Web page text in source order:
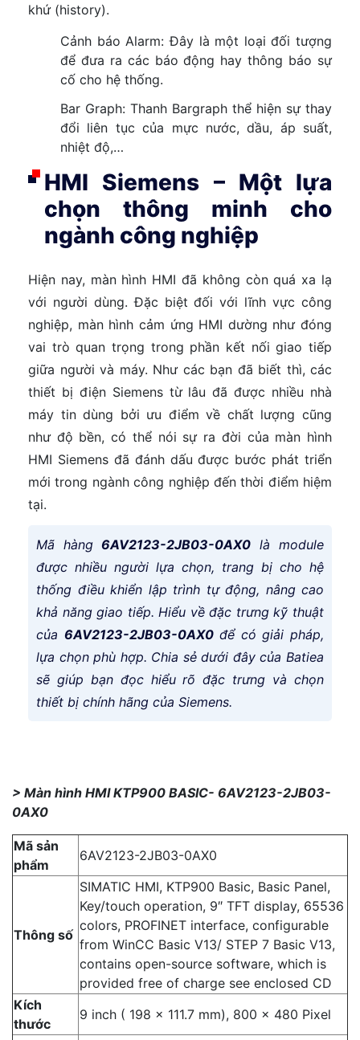
khứ (history).
Cảnh báo Alarm: Đây là một loại đối tượng
để đưa ra các báo động hay thông báo sự
cố cho hệ thống.
Bar Graph: Thanh Bargraph thể hiện sự thay
đổi liên tục của mực nước, dầu, áp suất,
nhiệt độ,…
HMI Siemens – Một lựa
chọn thông minh cho
ngành công nghiệp
Hiện nay, màn hình HMI đã không còn quá xa lạ
với người dùng. Đặc biệt đối với lĩnh vực công
nghiệp, màn hình cảm ứng HMI dường như đóng
vai trò quan trọng trong phần kết nối giao tiếp
giữa người và máy. Như các bạn đã biết thì, các
thiết bị điện Siemens từ lâu đã được nhiều nhà
máy tin dùng bởi ưu điểm về chất lượng cũng
như độ bền, có thể nói sự ra đời của màn hình
HMI Siemens đã đánh dấu được bước phát triển
mới trong ngành công nghiệp đến thời điểm hiệm
tại.
Mã hàng 6AV2123-2JB03-0AX0 là module
được nhiều người lựa chọn, trang bị cho hệ
thống điều khiển lập trình tự động, nâng cao
khả năng giao tiếp. Hiểu về đặc trưng kỹ thuật
của 6AV2123-2JB03-0AX0để có giải pháp,
lựa chọn phù hợp. Chia sẻ dưới đây của Batiea
sẽ giúp bạn đọc hiểu rõ đặc trưng và chọn
thiết bị chính hãng của Siemens.
> Màn hình HMI KTP900 BASIC- 6AV2123-2JB03-
0AX0
Mã sản
phẩm
6AV2123-2JB03-0AX0
Thông số
SIMATIC HMI, KTP900 Basic, Basic Panel,
Key/touch operation, 9″ TFT display, 65536
colors, PROFINET interface, configurable
from WinCC Basic V13/ STEP 7 Basic V13,
contains open-source software, which is
provided free of charge see enclosed CD
Kích
thước
9 inch ( 198 x 111.7 mm), 800 x 480 Pixel